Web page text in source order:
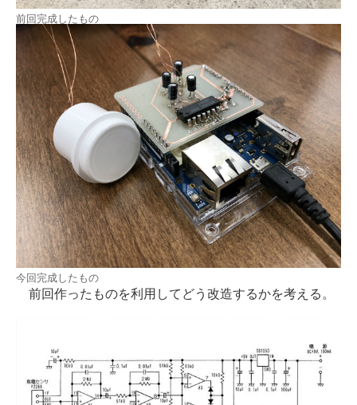
前回完成したもの
今回完成したもの
前回作ったものを利用してどう改造するかを考える。